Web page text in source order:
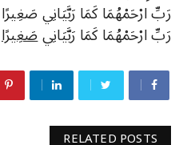
رَبِّ ارْحَمْهُمَا كَمَا رَبَّيَانِي صَغِيرًا
رَبِّ ارْحَمْهُمَا كَمَا رَبَّيَانِيصَغِيرًا
RELATED POSTS